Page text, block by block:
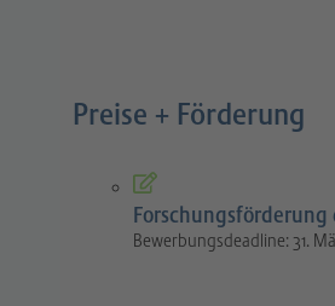
Preise + Förderung
Forschungsförderung
Bewerbungsdeadline: 31.